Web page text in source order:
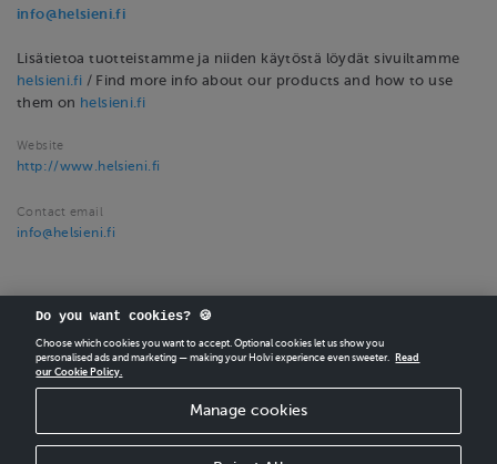
info@helsieni.fi
Lisätietoa tuotteistamme ja niiden käytöstä löydät sivuiltamme
helsieni.fi / Find more info about our products and how to use
them on helsieni.fi
Website
http://www.helsieni.fi
Contact email
info@helsieni.fi
CREATEYOUR OWN HOLVI ONLINE STORE IN MINUTES.
Do you want cookies? 🍪
Choose which cookies you want to accept. Optional cookies let us show you
personalised ads and marketing — making your Holvi experience even sweeter.
Read
our Cookie Policy.
Manage cookies